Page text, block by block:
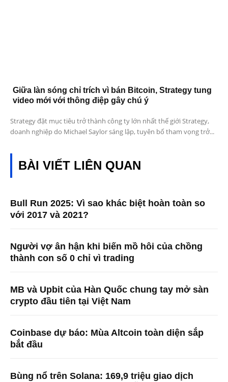
Giữa làn sóng chỉ trích vì bán Bitcoin, Strategy tung
video mới với thông điệp gây chú ý
Strategy đặt mục tiêu trở thành công ty lớn nhất thế giới Strategy,
doanh nghiệp do Michael Saylor sáng lập, tuyên bố tham vọng trở...
BÀI VIẾT LIÊN QUAN
Bull Run 2025: Vì sao khác biệt hoàn toàn so
với 2017 và 2021?
Người vợ ân hận khi biến mồ hôi của chồng
thành con số 0 chỉ vì trading
MB và Upbit của Hàn Quốc chung tay mở sàn
crypto đầu tiên tại Việt Nam
Coinbase dự báo: Mùa Altcoin toàn diện sắp
bắt đầu
Bùng nổ trên Solana: 169,9 triệu giao dịch